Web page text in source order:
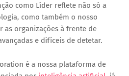
como Líder reflete não só a
como também o nosso
as organizações à frente de
e difíceis de detetar.
é a nossa plataforma de